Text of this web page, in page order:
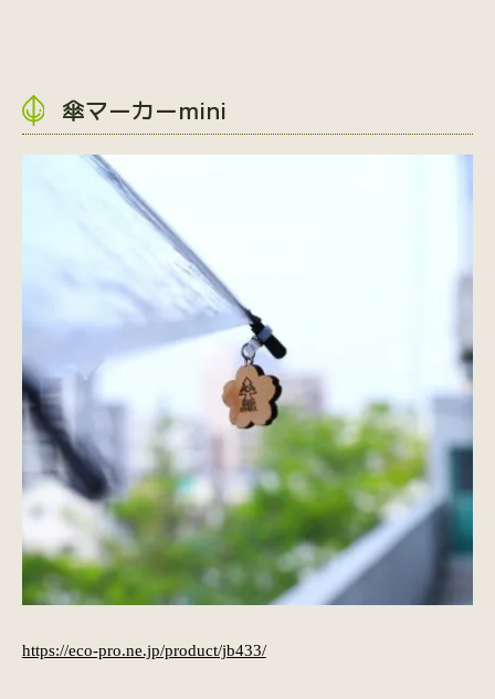
傘マーカーmini
https://eco-pro.ne.jp/product/jb433/